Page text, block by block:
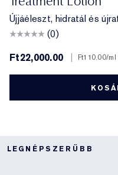
Újjáéleszt, hidratál és
(0)
Ft22,000.00
Ft110.00/ml
LEGNÉPSZERŰBB